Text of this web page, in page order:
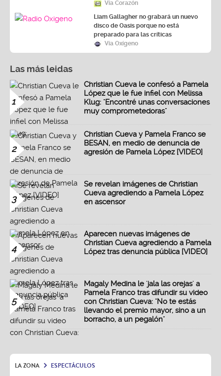
Vía Corazón
Liam Gallagher no grabará un nuevo
disco de Oasis porque no está
preparado para las críticas
Vía Oxígeno
Las más leidas
1
Christian Cueva le confesó a Pamela
López que le fue infiel con Melissa
Klug: "Encontré unas conversaciones
muy comprometedoras"
2
Christian Cueva y Pamela Franco se
BESAN, en medio de denuncia de
agresión de Pamela López [VIDEO]
3
Se revelan imágenes de Christian
Cueva agrediendo a Pamela López
en ascensor
4
Aparecen nuevas imágenes de
Christian Cueva agrediendo a Pamela
López tras denuncia pública [VIDEO]
5
Magaly Medina le 'jala las orejas' a
Pamela Franco tras difundir su video
con Christian Cueva: "No te estás
llevando el premio mayor, sino a un
borracho, a un pegalón"
LA ZONA ESPECTÁCULOS